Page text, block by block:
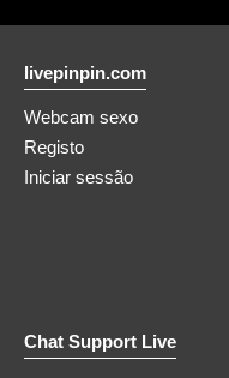
livepinpin.com
Webcam sexo
Registo
Iniciar sessão
Chat Support Live